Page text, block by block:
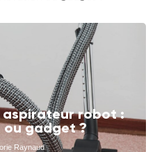
robot :
gadget ?
Raynaud